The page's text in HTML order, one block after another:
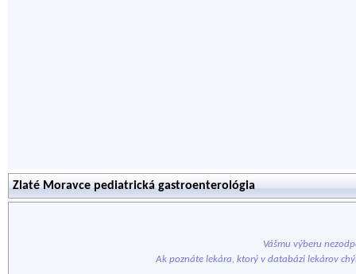
Zlaté Moravce pediatrická gastroenterológia
Vášmu výberu
Ak poznáte lekára, ktorý v databázi lekárov